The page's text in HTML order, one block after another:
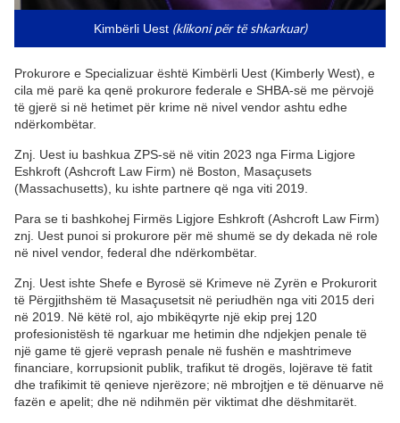
Kimbërli Uest (klikoni për të shkarkuar)
Prokurore e Specializuar është Kimbërli Uest (Kimberly West), e
cila më parë ka qenë prokurore federale e SHBA-së me përvojë
të gjerë si në hetimet për krime në nivel vendor ashtu edhe
ndërkombëtar.
Znj. Uest iu bashkua ZPS-së në vitin 2023 nga Firma Ligjore
Eshkroft (Ashcroft Law Firm) në Boston, Masaçusets
(Massachusetts), ku ishte partnere që nga viti 2019.
Para se ti bashkohej Firmës Ligjore Eshkroft (Ashcroft Law Firm)
znj. Uest punoi si prokurore për më shumë se dy dekada në role
në nivel vendor, federal dhe ndërkombëtar.
Znj. Uest ishte Shefe e Byrosë së Krimeve në Zyrën e Prokurorit
të Përgjithshëm të Masaçusetsit në periudhën nga viti 2015 deri
në 2019. Në këtë rol, ajo mbikëqyrte një ekip prej 120
profesionistësh të ngarkuar me hetimin dhe ndjekjen penale të
një game të gjerë veprash penale në fushën e mashtrimeve
financiare, korrupsionit publik, trafikut të drogës, lojërave të fatit
dhe trafikimit të qenieve njerëzore; në mbrojtjen e të dënuarve në
fazën e apelit; dhe në ndihmën për viktimat dhe dëshmitarët.